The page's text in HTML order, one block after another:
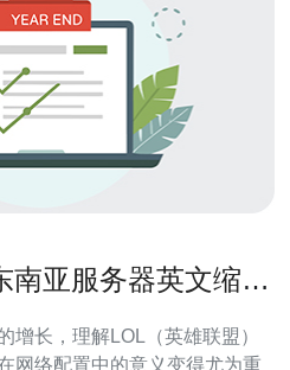
南亚服务器英文缩写
增长，理解LOL（英雄联盟）
网络配置中的意义变得尤为重